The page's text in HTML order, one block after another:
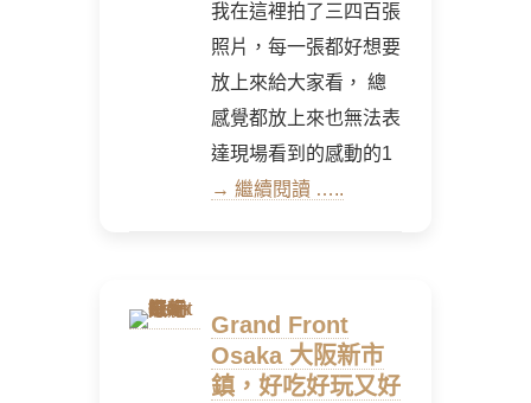
我在這裡拍了三四百張
照片，每一張都好想要
放上來給大家看， 總
感覺都放上來也無法表
達現場看到的感動的1
→ 繼續閱讀 …..
Grand Front
Osaka 大阪新市
鎮，好吃好玩又好